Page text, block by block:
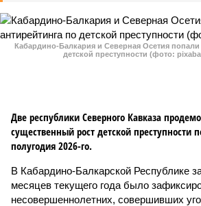
Кабардино-Балкария и Северная Осетия попали
детской преступности (фото:
Две республики Северного Кавказа
существенный рост детской преступности
полугодия 2026-го.
В Кабардино-Балкарской Республике
месяцев текущего года было
несовершеннолетних, совершивших